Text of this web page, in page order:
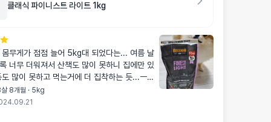
클래식 파이니스트 라이트 1kg
몸무게가 점점 늘어 5kg대 되었다는... 여름 날
너무 더워져서 산책도 많이 못하니 집에만 있
많이 못하고 먹는거에 더 집착하는 듯...ㅡㅡ;;
다들 독하게 다이어트 시키던데 라이트 샘플은
함 도전해 봅니다~~~^^
살 8개월 · 5kg